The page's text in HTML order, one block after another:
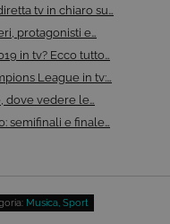
tv in chiaro su…
protagonisti e…
in tv? Ecco tutto…
League in tv:…
dove vedere le…
semifinali e finale…
Musica, Sport
loro installazione, ma in tal
Nome
ASP.NET_SessionId